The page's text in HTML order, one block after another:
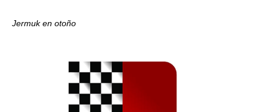
Jermuk en otoño